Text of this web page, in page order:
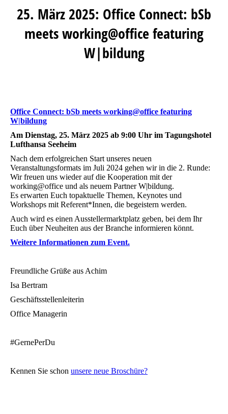
25. März 2025: Office Connect: bSb
meets working@office featuring
W|bildung
Office Connect: bSb meets working@office featuring
W|bildung
Am Dienstag, 25. März 2025 ab 9:00 Uhr im Tagungshotel
Lufthansa Seeheim
Nach dem erfolgreichen Start unseres neuen
Veranstaltungsformats im Juli 2024 gehen wir in die 2. Runde:
Wir freuen uns wieder auf die Kooperation mit der
working@office und als neuem Partner W|bildung.
Es erwarten Euch topaktuelle Themen, Keynotes und
Workshops mit Referent*Innen, die begeistern werden.
Auch wird es einen Ausstellermarktplatz geben, bei dem Ihr
Euch über Neuheiten aus der Branche informieren könnt.
Weitere Informationen zum Event.
Freundliche Grüße aus Achim
Isa Bertram
Geschäftsstellenleiterin
Office Managerin
#GernePerDu
Kennen Sie schon unsere neue Broschüre?